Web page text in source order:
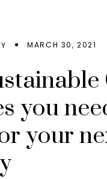
MARCH 30, 2021
you
your